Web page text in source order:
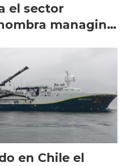
el sector
managing
en Chile el